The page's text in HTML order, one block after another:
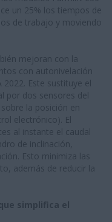
un 25% los tiempos de
de trabajo y moviendo
mejoran con la
con autonivelación
Este sustituye el
por dos sensores del
la posición en
electrónico). El
al instante el caudal
de inclinación,
Esto minimiza las
además de reducir la
simplifica el